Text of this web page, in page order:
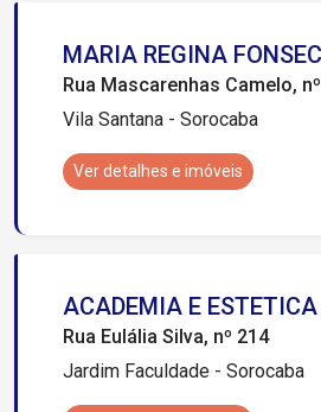
MARIA REGINA
Rua Mascarenhas Camelo,
Vila Santana - Sorocaba
Ver detalhes e imóveis
ACADEMIA E
Rua Eulália Silva, nº 214
Jardim Faculdade - Sorocaba